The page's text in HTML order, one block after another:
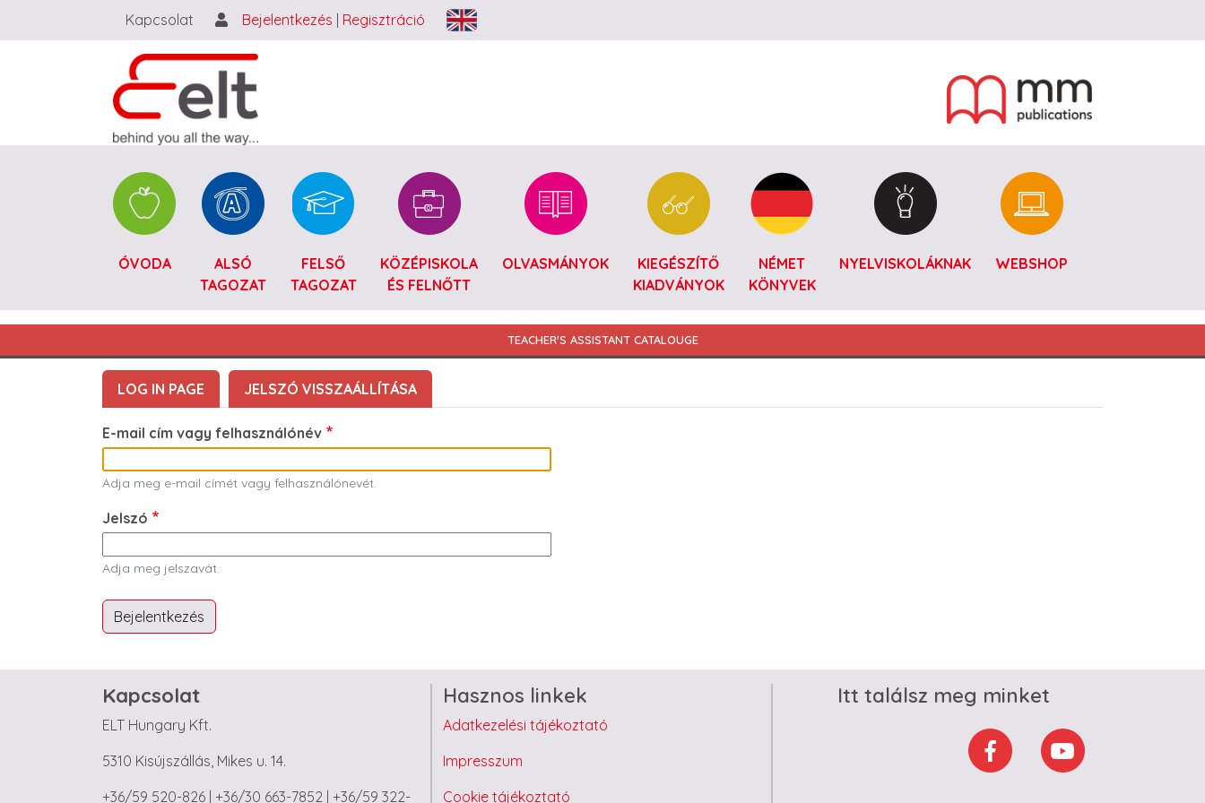
Kapcsolat Bejelentkezés Regisztráció
ÓVODA
ALSÓ
TAGOZAT
FELSŐ
TAGOZAT
KÖZÉPISKOLA
ÉS FELNŐTT
OLVASMÁNYOK
KIEGÉSZÍTŐ
KIADVÁNYOK
NÉMET
KÖNYVEK
NYELVISKOLÁKNAK WEBSHOP
TEACHER'S ASSISTANT CATALOUGE
Primary tabs
LOG IN PAGE JELSZÓ VISSZAÁLLÍTÁSA
E-mail cím vagy felhasználónév
Adja meg e-mail címét vagy felhasználónevét.
Jelszó
Adja meg jelszavát.
Kapcsolat
ELT Hungary Kft.
5310 Kisújszállás, Mikes u. 14.
+36/59 520-826 | +36/30 663-7852 | +36/59 322-
Hasznos linkek
Adatkezelési tájékoztató
Impresszum
Cookie tájékoztató
Itt találsz meg minket